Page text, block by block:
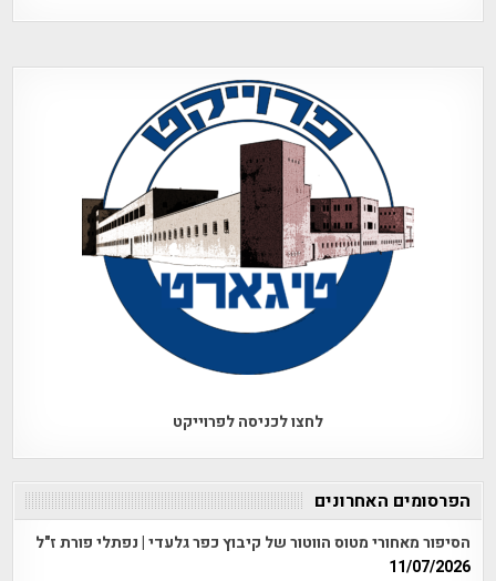
לחצו לכניסה לפרוייקט
הפרסומים האחרונים
הסיפור מאחורי מטוס הווטור של קיבוץ כפר גלעדי | נפתלי פורת ז"ל
11/07/2026